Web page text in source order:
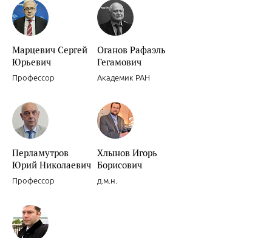
Ишемическая болезнь сердца.
Новости доказательной кардиологии.
Новости доказательной кардиологии.
Марцевич Сергей
Юрьевич
Профессор
Оганов Рафаэль
Гегамович
Академик РАН
Перламутров
Юрий Николаевич
Профессор
Хлынов Игорь
Борисович
д.м.н.